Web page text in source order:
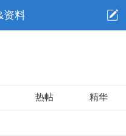
资料
热帖 精华